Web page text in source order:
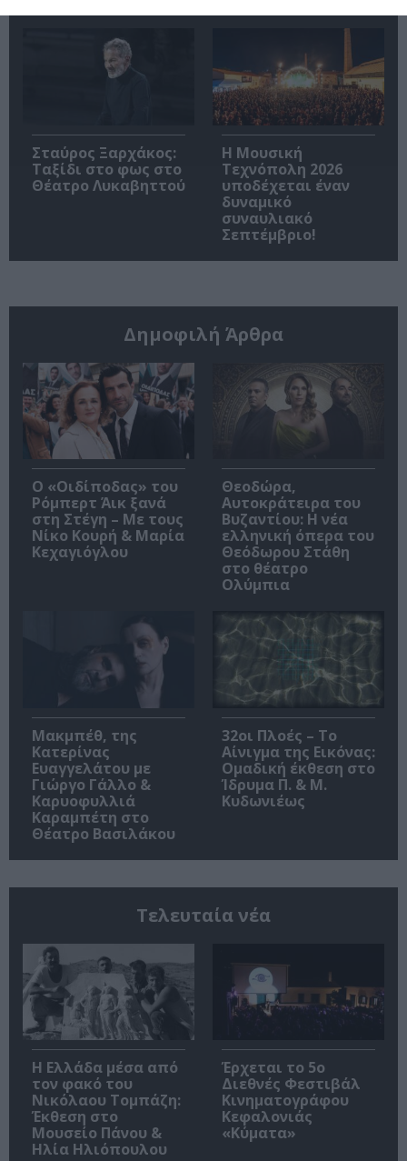
Σταύρος Ξαρχάκος:
Ταξίδι στο φως στο
Θέατρο Λυκαβηττού
Η Μουσική
Τεχνόπολη 2026
υποδέχεται έναν
δυναμικό
συναυλιακό
Σεπτέμβριο!
Δημοφιλή Άρθρα
O «Οιδίποδας» του
Ρόμπερτ Άικ ξανά
στη Στέγη – Με τους
Νίκο Κουρή & Μαρία
Κεχαγιόγλου
Θεοδώρα,
Αυτοκράτειρα του
Βυζαντίου: Η νέα
ελληνική όπερα του
Θεόδωρου Στάθη
στο θέατρο
Ολύμπια
Μακμπέθ, της
Κατερίνας
Ευαγγελάτου με
Γιώργο Γάλλο &
Καρυοφυλλιά
Καραμπέτη στο
Θέατρο Βασιλάκου
32οι Πλοές – Το
Αίνιγμα της Εικόνας:
Ομαδική έκθεση στο
Ίδρυμα Π. & Μ.
Κυδωνιέως
Τελευταία νέα
Η Ελλάδα μέσα από
τον φακό του
Νικόλαου Τομπάζη:
Έκθεση στο
Μουσείο Πάνου &
Ηλία Ηλιόπουλου
Έρχεται το 5ο
Διεθνές Φεστιβάλ
Κινηματογράφου
Κεφαλονιάς
«Κύματα»